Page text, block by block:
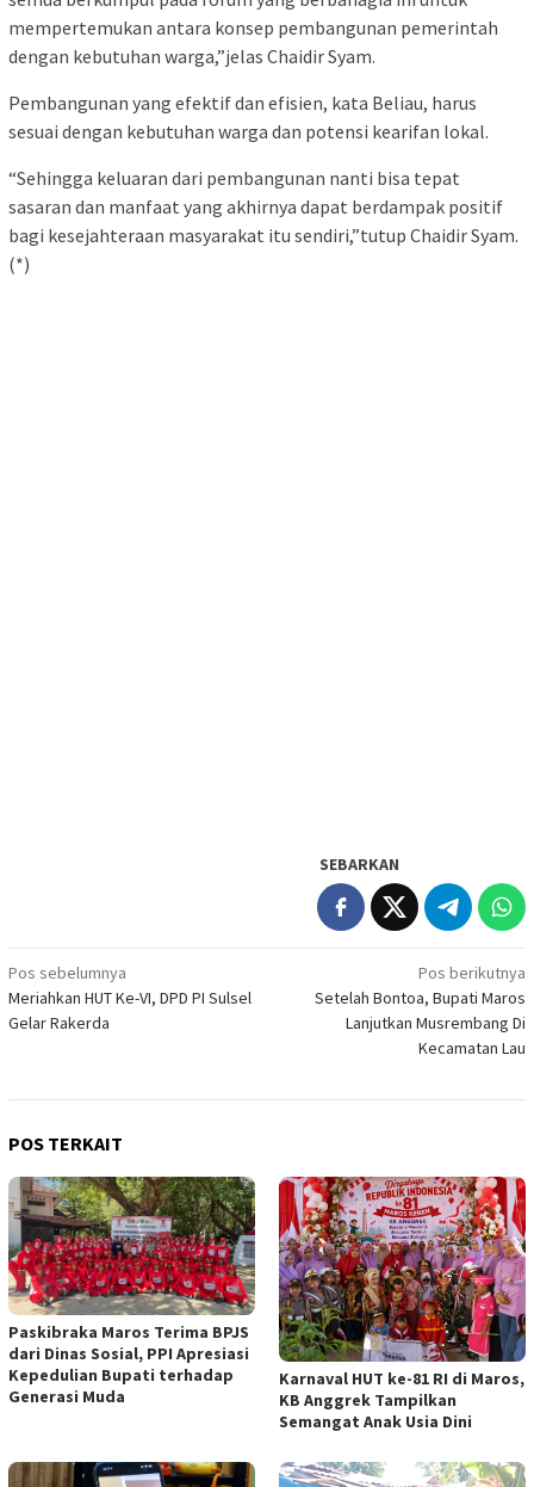
mempertemukan antara konsep pembangunan pemerintah
dengan kebutuhan warga,”jelas Chaidir Syam.
Pembangunan yang efektif dan efisien, kata Beliau, harus
sesuai dengan kebutuhan warga dan potensi kearifan lokal.
“Sehingga keluaran dari pembangunan nanti bisa tepat
sasaran dan manfaat yang akhirnya dapat berdampak positif
bagi kesejahteraan masyarakat itu sendiri,”tutup Chaidir Syam.
(*)
SEBARKAN
Navigasi
pos
Pos sebelumnya
Meriahkan HUT Ke-VI, DPD PI Sulsel
Gelar Rakerda
Pos berikutnya
Setelah Bontoa, Bupati Maros
Lanjutkan Musrembang Di
Kecamatan Lau
POS TERKAIT
Paskibraka Maros Terima BPJS
dari Dinas Sosial, PPI Apresiasi
Kepedulian Bupati terhadap
Generasi Muda
Karnaval HUT ke-81 RI di Maros,
KB Anggrek Tampilkan
Semangat Anak Usia Dini